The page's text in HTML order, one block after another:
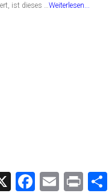
ist dieses …Weiterlesen...
X
F
E
m
P